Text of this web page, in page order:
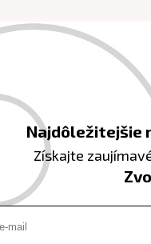
Najdôležitejšie
Získajte